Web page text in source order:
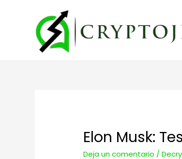
Elon Musk:
Deja un comentario /